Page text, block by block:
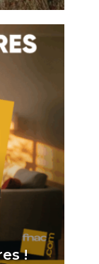
!